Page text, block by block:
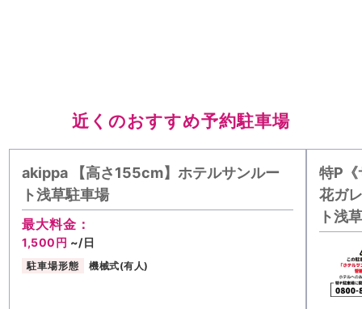
近くのおすすめ予約駐車場
akippa 【高さ155cm】ホテルサンルー
ト浅草駐車場
最大料金：
1,500円 ~/日
駐車場形態 機械式(有人)
特P
花ガ
ト浅